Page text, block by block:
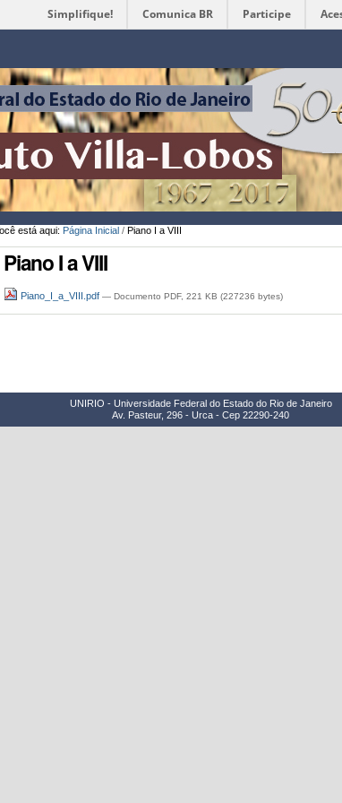
Simplifique! Comunica BR Participe
está aqui: Página Inicial / Piano I a VIII
Piano I a VIII
Piano_I_a_VIII.pdf — Documento PDF, 221 KB (227236 bytes)
UNIRIO - Universidade Federal do Estado do Rio de Janeiro
Av. Pasteur, 296 - Urca - Cep 22290-240